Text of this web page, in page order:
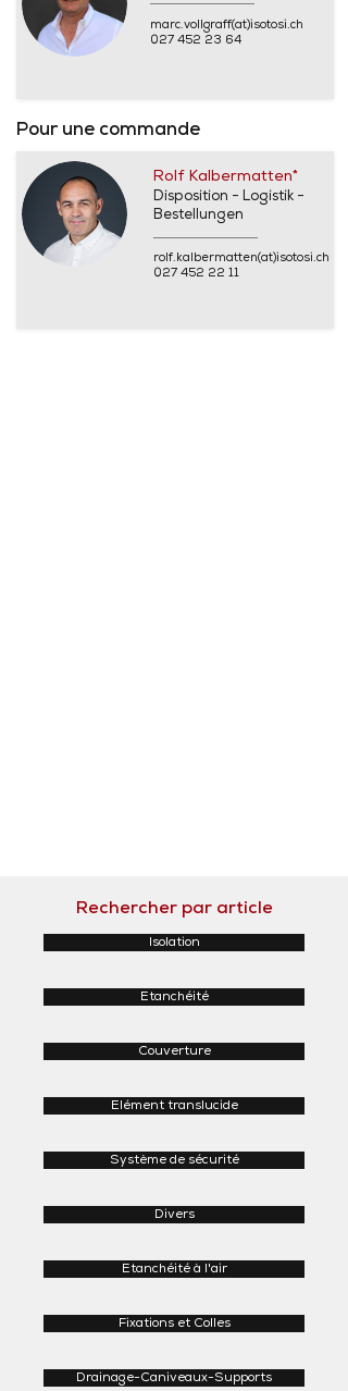
marc.vollgraff(at)isotosi.ch
027 452 23 64
Pour une commande
Rolf Kalbermatten*
Disposition - Logistik -
Bestellungen
rolf.kalbermatten(at)isotosi.ch
027 452 22 11
Rechercher par article
Isolation
Etanchéité
Couverture
Elément translucide
Système de sécurité
Divers
Etanchéité à l'air
Fixations et Colles
Drainage-Caniveaux-Supports